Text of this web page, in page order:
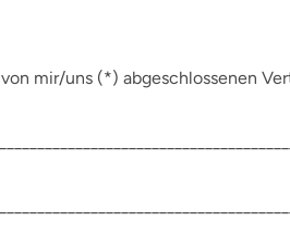
mir/uns (*) abgeschlossenen